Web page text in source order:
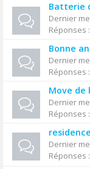
Batterie
Dernier
Réponses :
Bonne
Dernier
Réponses :
Move de
Dernier
Réponses :
Dernier
Réponses :